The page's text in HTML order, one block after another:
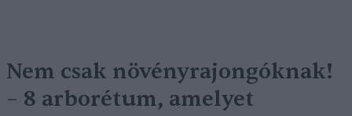
Nem csak növényrajongóknak!
– 8 arborétum, amelyet